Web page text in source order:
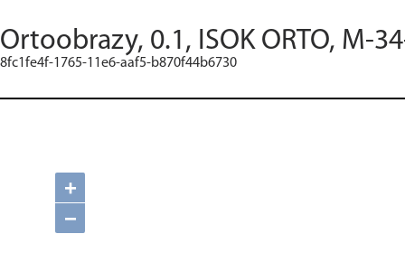
Ortoobrazy, 0.1, ISOK ORTO, M-
8fc1fe4f-1765-11e6-aaf5-b870f44b6730
+
−